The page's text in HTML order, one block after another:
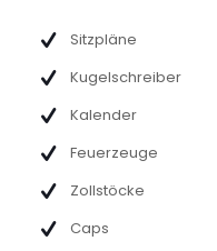
Sitzpläne
Kugelschreiber
Kalender
Feuerzeuge
Zollstöcke
Caps